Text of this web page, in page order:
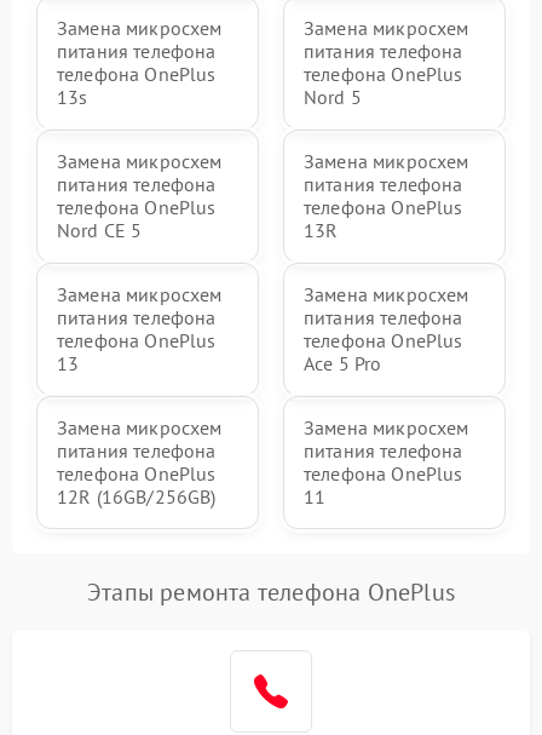
Замена микросхем
питания телефона
телефона OnePlus
13s
Замена микросхем
питания телефона
телефона OnePlus
Nord 5
Замена микросхем
питания телефона
телефона OnePlus
Nord CE 5
Замена микросхем
питания телефона
телефона OnePlus
13R
Замена микросхем
питания телефона
телефона OnePlus
13
Замена микросхем
питания телефона
телефона OnePlus
Ace 5 Pro
Замена микросхем
питания телефона
телефона OnePlus
12R (16GB/256GB)
Замена микросхем
питания телефона
телефона OnePlus
11
Этапы ремонта телефона OnePlus